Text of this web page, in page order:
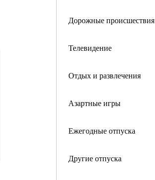
Дорожные происшествия
Телевидение
Отдых и развлечения
Азартные игры
Ежегодные отпуска
Другие отпуска